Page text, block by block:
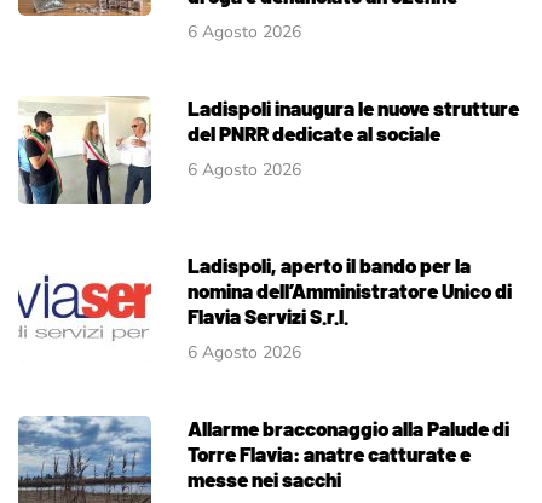
6 Agosto 2026
Ladispoli inaugura le nuove strutture
del PNRR dedicate al sociale
6 Agosto 2026
Ladispoli, aperto il bando per la
nomina dell’Amministratore Unico di
Flavia Servizi S.r.l.
6 Agosto 2026
Allarme bracconaggio alla Palude di
Torre Flavia: anatre catturate e
messe nei sacchi